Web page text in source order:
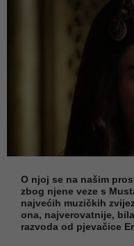
O njoj se na našim
zbog njene veze s
najvećih muzičkih
ona, najverovatnije,
razvoda od pjevačice